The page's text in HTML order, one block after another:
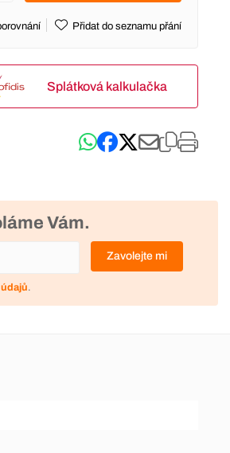
Přidat do seznamu přání
Splátková kalkulačka
Vám.
Zavolejte mi
.